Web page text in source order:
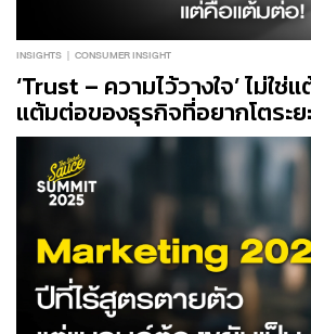
INSIGHTS CONSUMER INSIGHT
‘Trust – ความไว้วางใจ’ ไม่ใ
แต้มต่อของธุรกิจที่อยากโตระย